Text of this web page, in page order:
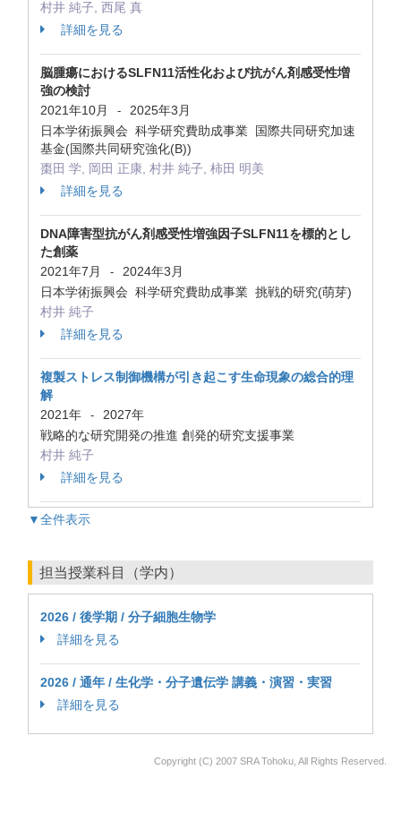
村井 純子, 西尾 真
詳細を見る
脳腫瘍におけるSLFN11活性化および抗がん剤感受性増
強の検討
2021年10月
-
2025年3月
日本学術振興会 科学研究費助成事業 国際共同研究加速
基金(国際共同研究強化(B))
棗田 学, 岡田 正康, 村井 純子, 柿田 明美
詳細を見る
DNA障害型抗がん剤感受性増強因子SLFN11を標的とし
た創薬
2021年7月
-
2024年3月
日本学術振興会 科学研究費助成事業 挑戦的研究(萌芽)
村井 純子
詳細を見る
複製ストレス制御機構が引き起こす生命現象の総合的理
解
2021年
-
2027年
戦略的な研究開発の推進 創発的研究支援事業
村井 純子
詳細を見る
▼全件表示
担当授業科目（学内）
2026 / 後学期 / 分子細胞生物学
詳細を見る
2026 / 通年 / 生化学・分子遺伝学 講義・演習・実習
詳細を見る
Copyright (C) 2007 SRA Tohoku, All Rights Reserved.